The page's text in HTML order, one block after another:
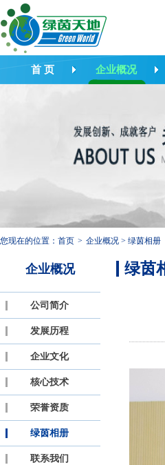
首 页 企业概况
您现在的位置： 首页 > 企业概况 > 绿茵相册
企业概况
公司简介
发展历程
企业文化
核心技术
荣誉资质
绿茵相册
联系我们
绿茵